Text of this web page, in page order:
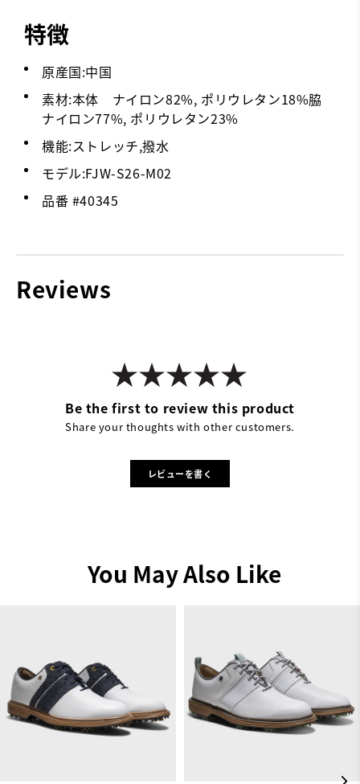
特徴
原産国:中国
素材:本体 ナイロン82%, ポリウレタン18%脇
ナイロン77%, ポリウレタン23%
機能:ストレッチ,撥水
モデル:FJW-S26-M02
品番 #40345
Reviews
Be the first to review this product
Share your thoughts with other customers.
レビューを書く
You May Also Like